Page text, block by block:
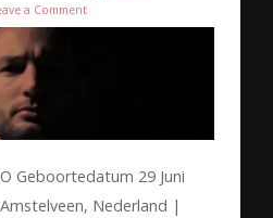
a Comment
Geboortedatum 29 Juni
Nederland |